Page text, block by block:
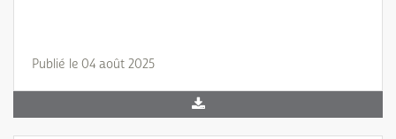
Publié le 04 août 2025